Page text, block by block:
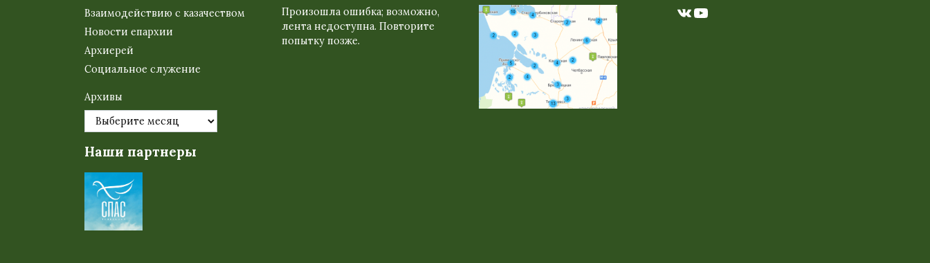
Взаимодействию с казачеством
Новости епархии
Архиерей
Социальное служение
Архивы
Наши партнеры
Произошла ошибка; возможно,
лента недоступна. Повторите
попытку позже.
ВКонтакте
YouTube